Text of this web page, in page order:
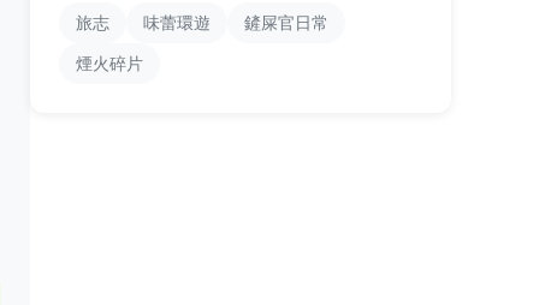
旅志 味蕾環遊
鏟屎官日常
煙火碎片